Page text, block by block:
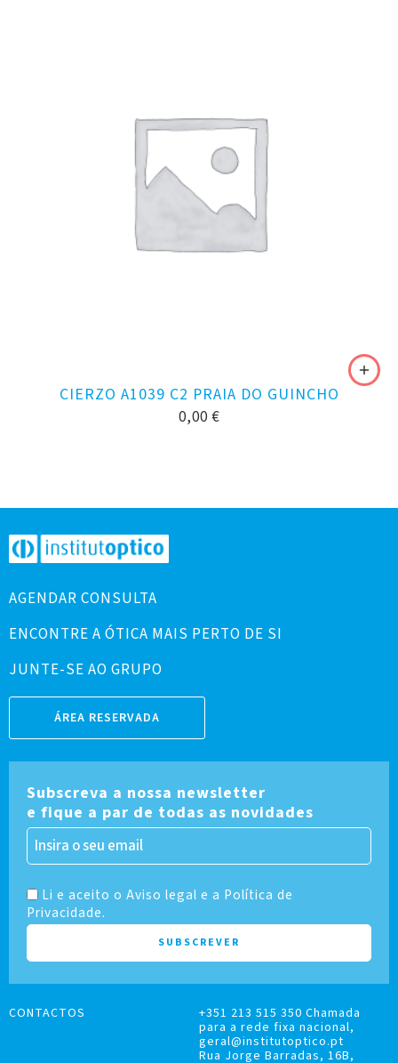
CIERZO A1039 C2 PRAIA DO GUINCHO
0,00 €
AGENDAR CONSULTA
ENCONTRE A ÓTICA MAIS PERTO DE SI
JUNTE-SE AO GRUPO
ÁREA RESERVADA
Subscreva a nossa newsletter
e fique a par de todas as novidades
Li e aceito o Aviso legal e a Política de
Privacidade.
CONTACTOS
+351 213 515 350 Chamada
para a rede fixa nacional,
geral@institutoptico.pt
Rua Jorge Barradas, 16B,